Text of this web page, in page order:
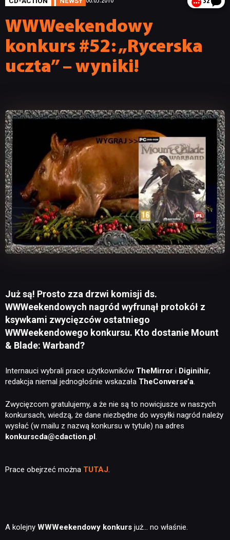
WWWeekendowy
konkurs #52: „Rycerska
uczta” – wyniki!
Już są! Prosto zza drzwi komisji ds.
WWWeekendowych nagród wyfrunął protokół z
ksywkami zwycięzców ostatniego
WWWeekendowego konkursu. Kto dostanie Mount
& Blade: Warband?
Internauci wybrali prace użytkowników TheMirror i Diginihir,
redakcja niemal jednogłośnie wskazała TheConverse’a.
Zwycięzcom gratulujemy, a że nie są to nowicjusze w naszych
konkursach, wiedzą, że dane niezbędne do wysyłki nagród należy
wysłać (w mailu z nazwą konkursu w tytule) na adres
konkurscda@cdaction.pl.
Prace obejrzeć można TUTAJ.
A kolejny WWWeekendowy konkurs już… no właśnie.